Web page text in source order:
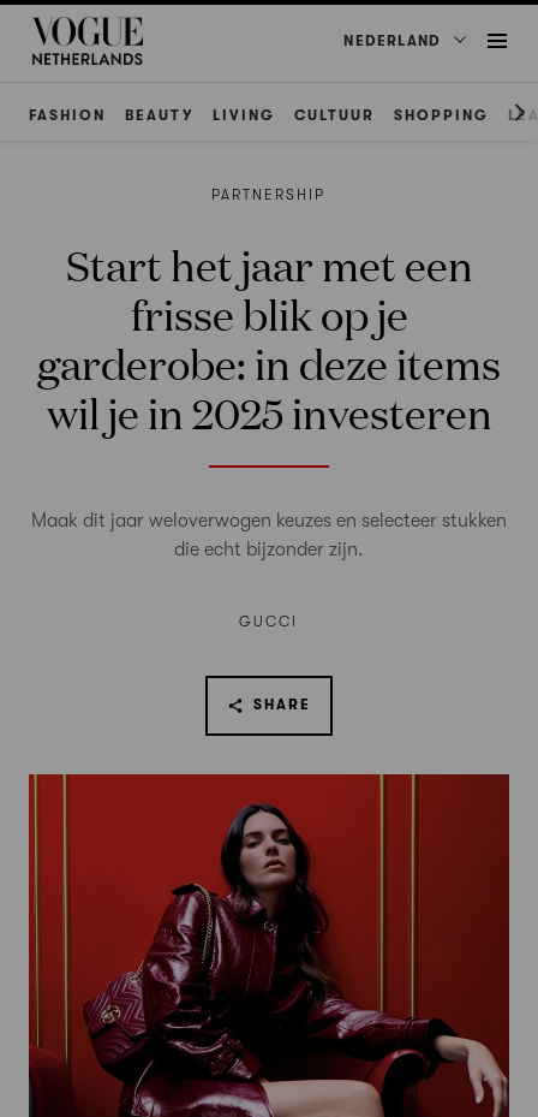
NEDERLAND
FASHION BEAUTY LIVING CULTUUR SHOPPING
PARTNERSHIP
Start het jaar met een
frisse blik op je
garderobe: in deze items
wil je in 2025 investeren
Maak dit jaar weloverwogen keuzes en selecteer stukken
die echt bijzonder zijn.
GUCCI
SHARE